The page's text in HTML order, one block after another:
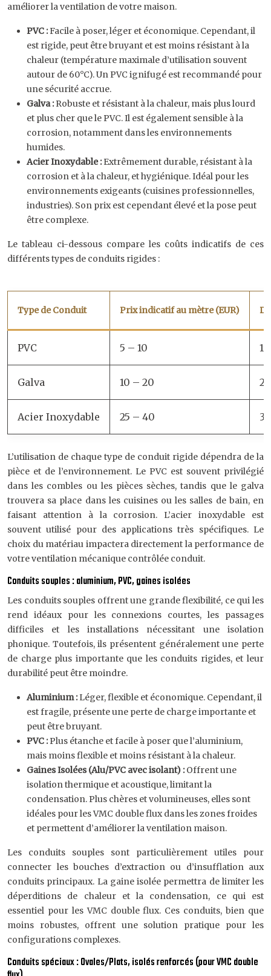
améliorer la ventilation de votre maison.
PVC :Facile à poser, léger et économique. Cependant, il
est rigide, peut être bruyant et est moins résistant à la
chaleur (température maximale d’utilisation souvent
autour de 60°C). Un PVC ignifugé est recommandé pour
une sécurité accrue.
Galva :Robuste et résistant à la chaleur, mais plus lourd
et plus cher que le PVC. Il est également sensible à la
corrosion, notamment dans les environnements
humides.
Acier Inoxydable :Extrêmement durable, résistant à la
corrosion et à la chaleur, et hygiénique. Idéal pour les
environnements exigeants (cuisines professionnelles,
industries). Son prix est cependant élevé et la pose peut
être complexe.
Le tableau ci-dessous compare les coûts indicatifs de ces
différents types de conduits rigides :
Type de Conduit Prix indicatif au mètre (EUR)
PVC 5 – 10
Galva 10 – 20
Acier Inoxydable 25 – 40
L’utilisation de chaque type de conduit rigide dépendra de la
pièce et de l’environnement. Le PVC est souvent privilégié
dans les combles ou les pièces sèches, tandis que le galva
trouvera sa place dans les cuisines ou les salles de bain, en
faisant attention à la corrosion. L’acier inoxydable est
souvent utilisé pour des applications très spécifiques. Le
choix du matériau impactera directement la performance de
votre ventilation mécanique contrôlée conduit.
Conduits souples : aluminium, PVC, gaines isolées
Les conduits souples offrent une grande flexibilité, ce qui les
rend idéaux pour les connexions courtes, les passages
difficiles et les installations nécessitant une isolation
phonique. Toutefois, ils présentent généralement une perte
de charge plus importante que les conduits rigides, et leur
durabilité peut être moindre.
Aluminium :Léger, flexible et économique. Cependant, il
est fragile, présente une perte de charge importante et
peut être bruyant.
PVC :Plus étanche et facile à poser que l’aluminium,
mais moins flexible et moins résistant à la chaleur.
Gaines Isolées (Alu/PVC avec isolant) :Offrent une
isolation thermique et acoustique, limitant la
condensation. Plus chères et volumineuses, elles sont
idéales pour les VMC double flux dans les zones froides
et permettent d’améliorer la ventilation maison.
Les conduits souples sont particulièrement utiles pour
connecter les bouches d’extraction ou d’insufflation aux
conduits principaux. La gaine isolée permettra de limiter les
déperditions de chaleur et la condensation, ce qui est
essentiel pour les VMC double flux. Ces conduits, bien que
moins robustes, offrent une solution pratique pour les
configurations complexes.
Conduits spéciaux : Ovales/Plats, isolés renforcés (pour VMC double